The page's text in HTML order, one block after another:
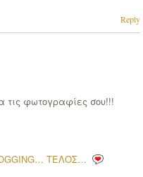
Reply
φωτογραφίες σου!!!
ΤΕΛΟΣ…